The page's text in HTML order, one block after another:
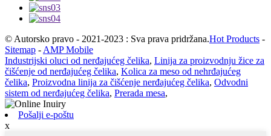
© Autorsko pravo - 2021-2023 : Sva prava pridržana.Hot Products -
Sitemap -AMP Mobile
Industrijski oluci od nerđajućeg čelika, Linija za proizvodnju žice za
čišćenje od nerđajućeg čelika, Kolica za meso od nehrđajućeg
čelika, Proizvodna linija za čišćenje nerđajućeg čelika, Odvodni
sistem od nerđajućeg čelika, Prerada mesa,
Pošalji e-poštu
x